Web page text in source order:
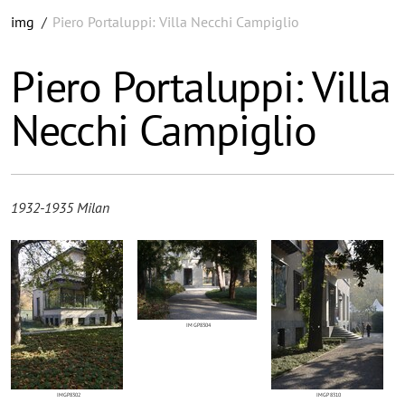
img / Piero Portaluppi: Villa Necchi Campiglio
Piero Portaluppi: Villa
Necchi Campiglio
1932-1935 Milan
IMGP8302
IMGP8304
IMGP8310